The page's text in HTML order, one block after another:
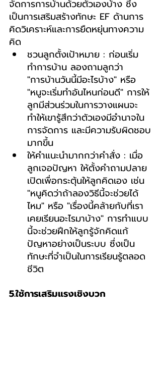
จัดการการบ้านด้วยตัวเองบ้าง ซึ่ง
เป็นการเสริมสร้างทักษะ EF ด้านการ
คิดวิเคราะห์และการยืดหยุ่นทางความ
คิด
ชวนลูกตั้งเป้าหมาย : ก่อนเริ่ม
ทำการบ้าน ลองถามลูกว่า
"การบ้านวันนี้มีอะไรบ้าง" หรือ
"หนูจะเริ่มทำอันไหนก่อนดี" การให้
ลูกมีส่วนร่วมในการวางแผนจะ
ทำให้เขารู้สึกว่าตัวเองมีอำนาจใน
การจัดการ และมีความรับผิดชอบ
มากขึ้น
ให้คำแนะนำมากกว่าคำสั่ง : เมื่อ
ลูกเจอปัญหา ให้ตั้งคำถามปลาย
เปิดเพื่อกระตุ้นให้ลูกคิดเอง เช่น
"หนูคิดว่าถ้าลองวิธีนี้จะช่วยได้
ไหม" หรือ "เรื่องนี้คล้ายกับที่เรา
เคยเรียนอะไรมาบ้าง" การทำแบบ
นี้จะช่วยฝึกให้ลูกรู้จักคิดแก้
ปัญหาอย่างเป็นระบบ ซึ่งเป็น
ทักษะที่จำเป็นในการเรียนรู้ตลอด
ชีวิต
5.ใช้การเสริมแรงเชิงบวก